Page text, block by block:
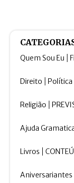
Quem Sou Eu
Direito Política
Religião
Ajuda
Livros
Aniversariantes